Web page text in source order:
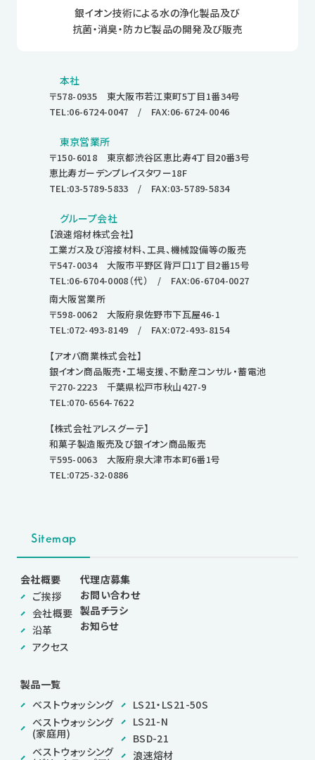
銀イオン技術による水の浄化製品及び
抗菌・消臭・防カビ製品の開発及び販売
本社
〒578-0935 東大阪市若江東町5丁目1番34号
TEL:06-6724-0047 / FAX:06-6724-0046
東京営業所
〒150-6018 東京都渋谷区恵比寿4丁目20番3号
恵比寿ガーデンプレイスタワー18F
TEL:03-5789-5833 / FAX:03-5789-5834
グループ会社
【浪速熔材株式会社】
工業ガス及び溶接材料、工具、機械設備等の販売
〒547-0034 大阪市平野区背戸口1丁目2番15号
TEL:06-6704-0008 （代） / FAX:06-6704-0027
南大阪営業所
〒598-0062 大阪府泉佐野市下瓦屋46-1
TEL:072-493-8149 / FAX:072-493-8154
【アオバ商業株式会社】
銀イオン商品販売・工場支援、不動産コンサル・蓄電池
〒270-2223 千葉県松戸市秋山427-9
TEL:070-6564-7622
【株式会社アレスグーテ】
和菓子製造販売及び銀イオン商品販売
〒595-0063 大阪府泉大津市本町6番1号
TEL:0725-32-0886
Sitemap
会社概要
ご挨拶
会社概要
沿革
アクセス
代理店募集
お問い合わせ
製品チラシ
お知らせ
製品一覧
ベストウォッシング
ベストウォッシング
(家庭用)
ベストウォッシング
LS21・LS21-50S
LS21-N
BSD-21
浪速熔材